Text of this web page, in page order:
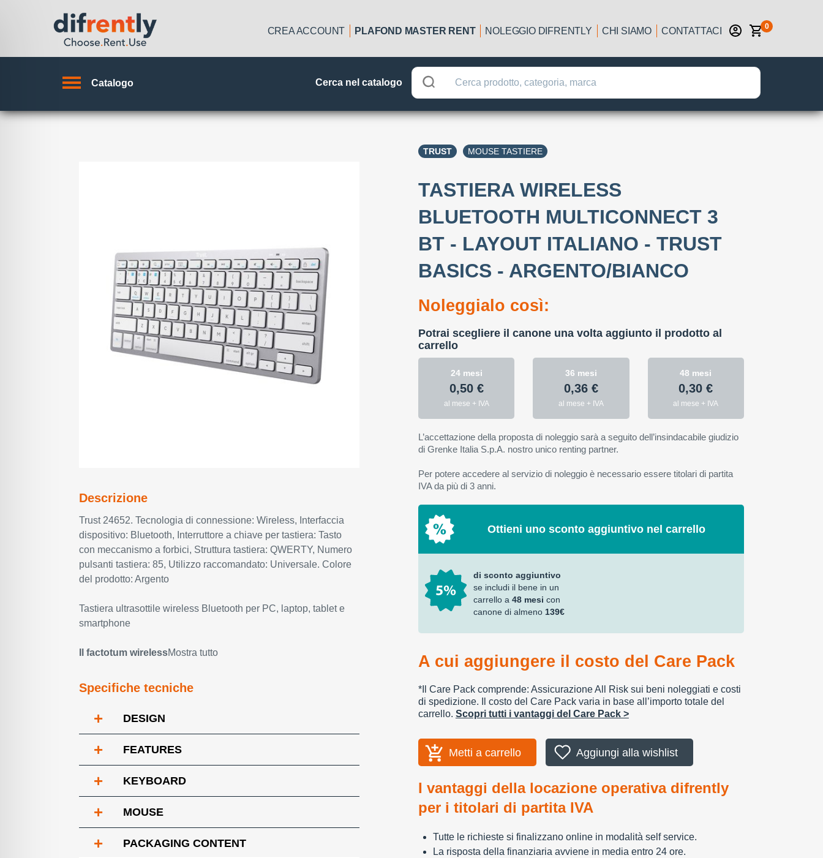
CREA ACCOUNT PLAFOND MASTER RENT NOLEGGIO DIFRENTLY CHI SIAMO CONTATTACI 0
Catalogo Cerca nel catalogo
Descrizione
Trust 24652. Tecnologia di connessione: Wireless, Interfaccia
dispositivo: Bluetooth, Interruttore a chiave per tastiera: Tasto
con meccanismo a forbici, Struttura tastiera: QWERTY, Numero
pulsanti tastiera: 85, Utilizzo raccomandato: Universale. Colore
del prodotto: Argento
Tastiera ultrasottile wireless Bluetooth per PC, laptop, tablet e
smartphone
Il factotum wirelessMostra tutto
Specifiche tecniche
+ DESIGN
+ FEATURES
+ KEYBOARD
+ MOUSE
+ PACKAGING CONTENT
TRUST MOUSE TASTIERE
TASTIERA WIRELESS
BLUETOOTH MULTICONNECT 3
BT - LAYOUT ITALIANO - TRUST
BASICS - ARGENTO/BIANCO
Noleggialo così:
Potrai scegliere il canone una volta aggiunto il prodotto al
carrello
24 mesi
0,50 €
al mese + IVA
36 mesi
0,36 €
al mese + IVA
48 mesi
0,30 €
al mese + IVA
L’accettazione della proposta di noleggio sarà a seguito dell’insindacabile giudizio
di Grenke Italia S.p.A. nostro unico renting partner.
Per potere accedere al servizio di noleggio è necessario essere titolari di partita
IVA da più di 3 anni.
Ottieni uno sconto aggiuntivo nel carrello
di sconto aggiuntivo
se includi il bene in un
carrello a 48 mesi con
canone di almeno 139€
A cui aggiungere il costo del Care Pack
*Il Care Pack comprende: Assicurazione All Risk sui beni noleggiati e costi
di spedizione. Il costo del Care Pack varia in base all’importo totale del
carrello. Scopri tutti i vantaggi del Care Pack >
Metti a carrello Aggiungi alla wishlist
I vantaggi della locazione operativa difrently
per i titolari di partita IVA
Tutte le richieste si finalizzano online in modalità self service.
La risposta della finanziaria avviene in media entro 24 ore.